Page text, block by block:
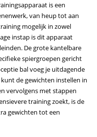
is een
van heup tot aan
mogelijk in zowel
instap is dit apparaat
De grote kantelbare
spiergroepen gericht
bal voeg je uitdagende
de gewichten instellen in
vervolgens met stappen
training zoekt, is de
gewichten tot een